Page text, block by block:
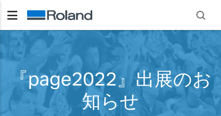
『page2022』出展のお
知らせ